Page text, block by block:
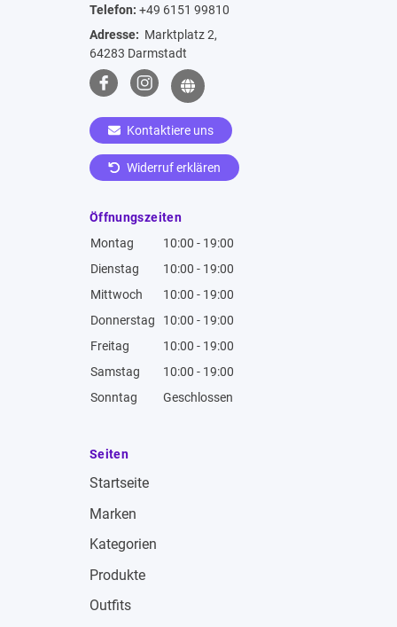
Telefon: +49 6151 99810
Adresse: Marktplatz 2,
64283 Darmstadt
Kontaktiere uns
Widerruf erklären
Öffnungszeiten
Montag
10:00 - 19:00
Dienstag
10:00 - 19:00
Mittwoch
10:00 - 19:00
Donnerstag
10:00 - 19:00
Freitag
10:00 - 19:00
Samstag
10:00 - 19:00
Sonntag
Geschlossen
Seiten
Startseite
Marken
Kategorien
Produkte
Outfits